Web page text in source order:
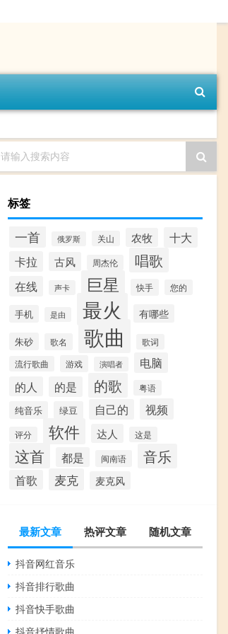
请输入搜索内容
标签
一首 俄罗斯 关山 农牧
十大
卡拉
古风 周杰伦 唱歌
在线 声卡 巨星 快手 您的
手机 是由 最火 有哪些
朱砂 歌名 歌曲
歌词
流行歌曲
游戏 演唱者 电脑
的人 的是 的歌 粤语
纯音乐 绿豆 自己的 视频
评分 软件 达人 这是
这首 都是 闽南语 音乐
首歌 麦克 麦克风
最新文章 热评文章 随机文章
抖音网红音乐
抖音排行歌曲
抖音快手歌曲
抖音抒情歌曲